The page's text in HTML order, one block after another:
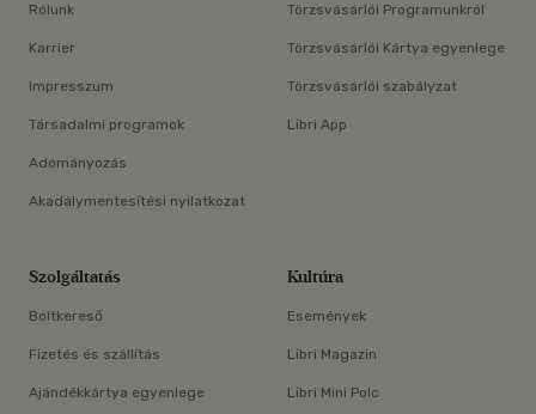
Rólunk
Karrier
Impresszum
Társadalmi programok
Adományozás
Akadálymentesítési nyilatkozat
Törzsvásárlói Programunkról
Törzsvásárlói Kártya egyenlege
Törzsvásárlói szabályzat
Libri App
Szolgáltatás
Boltkereső
Fizetés és szállítás
Ajándékkártya egyenlege
Kultúra
Események
Libri Magazin
Libri Mini Polc